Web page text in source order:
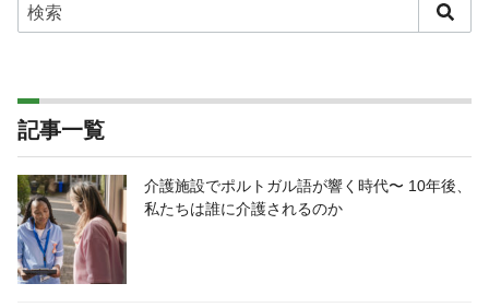
記事一覧
介護施設でポルトガル語が響く時代〜 10年後、
私たちは誰に介護されるのか